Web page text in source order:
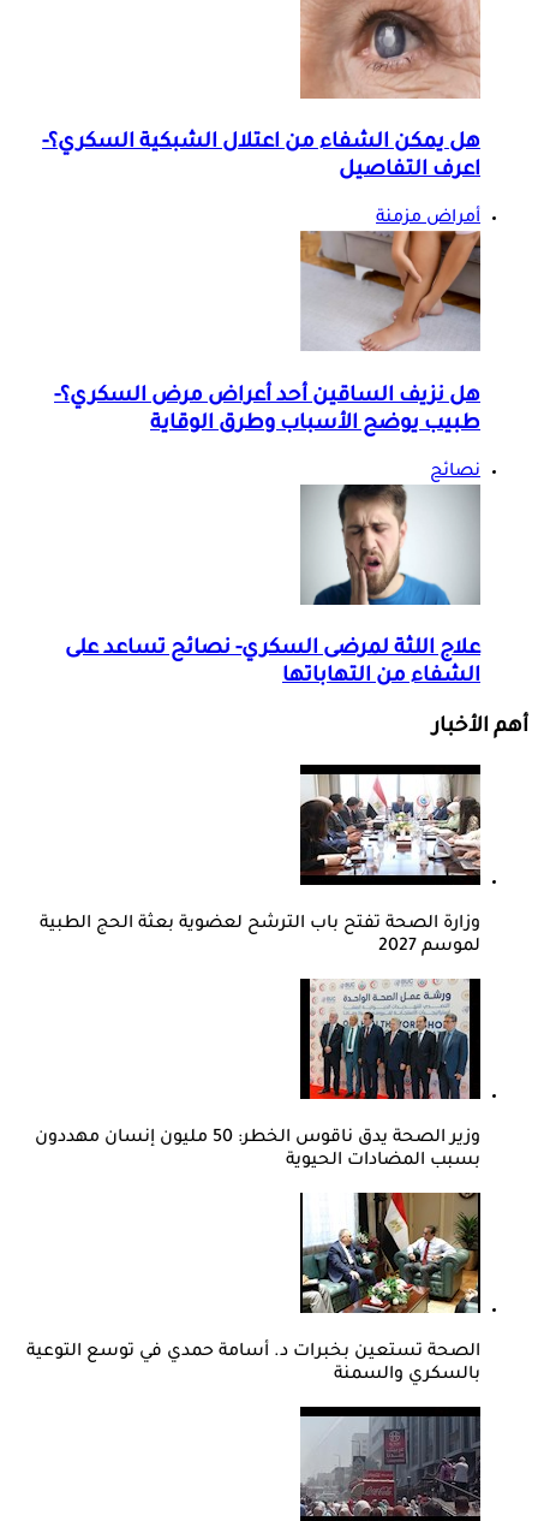
هل يمكن الشفاء من اعتلال الشبكية السكري؟-
اعرف التفاصيل
أمراض مزمنة
هل نزيف الساقين أحد أعراض مرض السكري؟-
طبيب يوضح الأسباب وطرق الوقاية
نصائح
علاج اللثة لمرضى السكري- نصائح تساعد على
الشفاء من التهاباتها
أهم الأخبار
وزارة الصحة تفتح باب الترشح لعضوية بعثة الحج الطبية
لموسم 2027
وزير الصحة يدق ناقوس الخطر: 50 مليون إنسان مهددون
بسبب المضادات الحيوية
الصحة تستعين بخبرات د. أسامة حمدي في توسع التوعية
بالسكري والسمنة